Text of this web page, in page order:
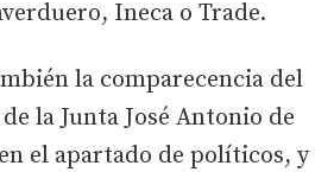
Ineca o Trade.
la comparecencia del
la Junta José Antonio de
el apartado de políticos, y